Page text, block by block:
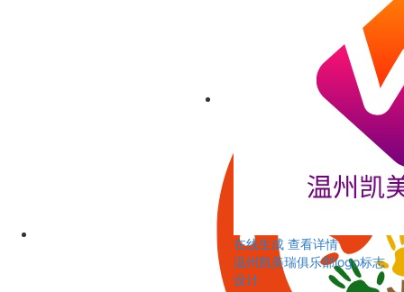
在线生成 查看详情
温州凯美瑞俱乐部logo标志
设计